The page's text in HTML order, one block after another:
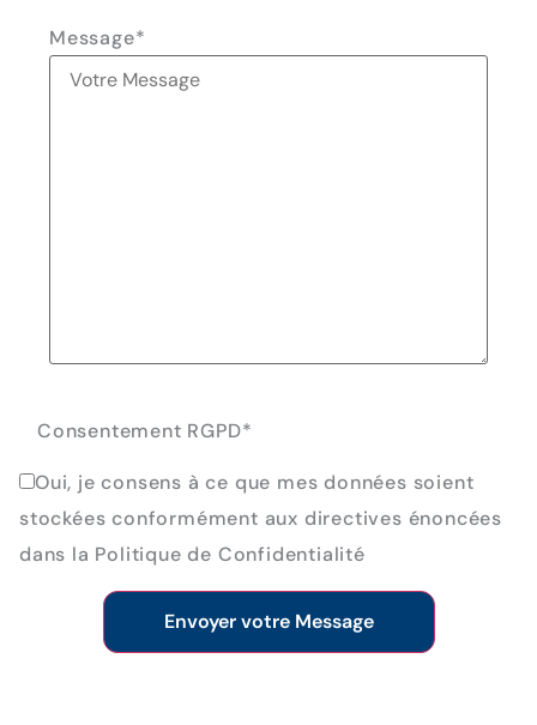
Message*
Consentement RGPD*
Oui, je consens à ce que mes données soient
stockées conformément aux directives énoncées
dans la Politique de Confidentialité